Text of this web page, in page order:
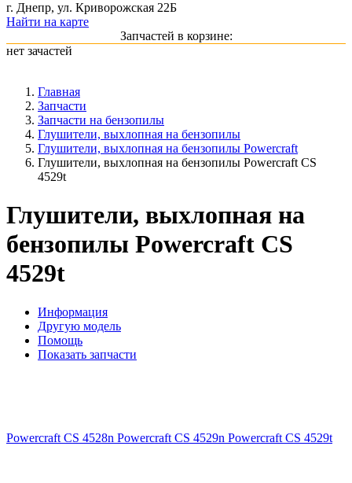
г. Днепр, ул. Криворожская 22Б
Найти на карте
Запчастей в корзине:
нет зачастей
Главная
Запчасти
Запчасти на бензопилы
Глушители, выхлопная на бензопилы
Глушители, выхлопная на бензопилы Powercraft
Глушители, выхлопная на бензопилы Powercraft CS
4529t
Глушители, выхлопная на
бензопилы Powercraft CS
4529t
Информация
Другую модель
Помощь
Показать запчасти
Powercraft CS 4528n Powercraft CS 4529n Powercraft CS 4529t